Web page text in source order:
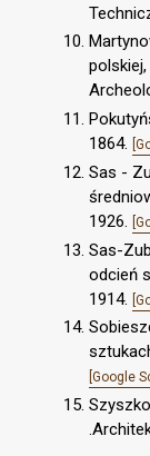
1864.
Sas -
1926.
Sas-
odcień
1914.
[Google